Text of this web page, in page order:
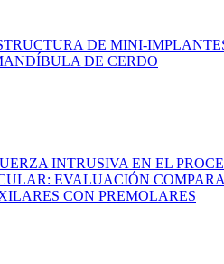
DE MINI-
DE CERDO
INTRUSIVA EN EL
EVALUACIÓN
CON PREMOLARES